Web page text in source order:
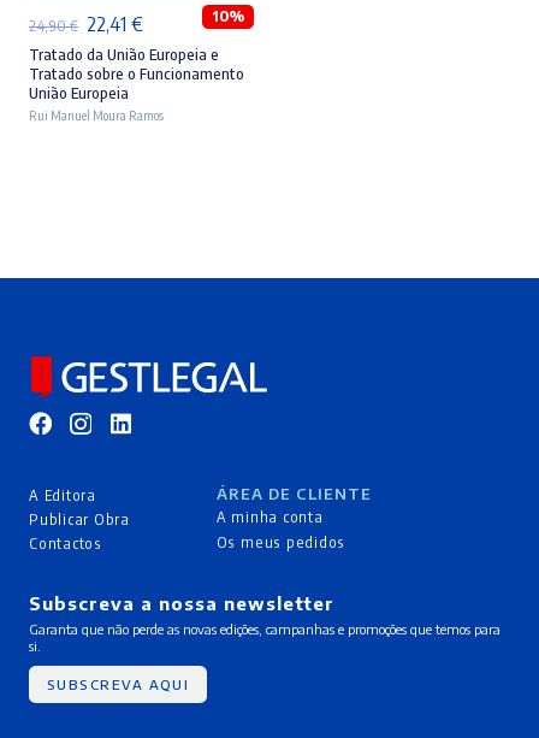
24,90€ O
preço
original
era:
22,41 €O
preço
atual
é:
10%
Tratado da União Europeia e
Tratado sobre o Funcionamento
União Europeia
Rui Manuel Moura Ramos
A Editora
Publicar Obra
Contactos
ÁREA DE CLIENTE
A minha conta
Os meus pedidos
Subscreva a nossa newsletter
Garanta que não perde as novas edições, campanhas e promoções que temos para
si.
SUBSCREVA AQUI